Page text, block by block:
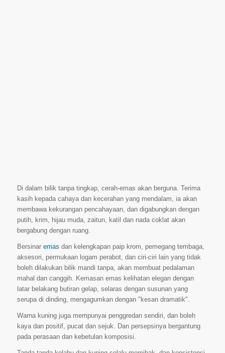
Di dalam bilik tanpa tingkap, cerah-emas akan berguna. Terima
kasih kepada cahaya dan kecerahan yang mendalam, ia akan
membawa kekurangan pencahayaan, dan digabungkan dengan
putih, krim, hijau muda, zaitun, katil dan nada coklat akan
bergabung dengan ruang.
Bersinar emas dan kelengkapan paip krom, pemegang tembaga,
aksesori, permukaan logam perabot, dan ciri-ciri lain yang tidak
boleh dilakukan bilik mandi tanpa, akan membuat pedalaman
mahal dan canggih. Kemasan emas kelihatan elegan dengan
latar belakang butiran gelap, selaras dengan susunan yang
serupa di dinding, mengagumkan dengan "kesan dramatik".
Warna kuning juga mempunyai penggredan sendiri, dan boleh
kaya dan positif, pucat dan sejuk. Dan persepsinya bergantung
pada perasaan dan kebetulan komposisi.